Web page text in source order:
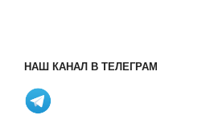
НАШ КАНАЛ В ТЕЛЕГРАМ